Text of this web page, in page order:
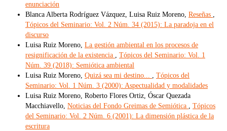
enunciación
Blanca Alberta Rodríguez Vázquez, Luisa Ruiz Moreno, Reseñas ,
Tópicos del Seminario: Vol. 2 Núm. 34 (2015): La paradoja en el
discurso
Luisa Ruiz Moreno, La gestión ambiental en los procesos de
resignificación de la existencia , Tópicos del Seminario: Vol. 1
Núm. 39 (2018): Semiótica ambiental
Luisa Ruiz Moreno, Quizá sea mi destino... , Tópicos del
Seminario: Vol. 1 Núm. 3 (2000): Aspectualidad y modalidades
Luisa Ruiz Moreno, Roberto Flores Ortiz, Óscar Quezada
Macchiavello, Noticias del Fondo Greimas de Semiótica , Tópicos
del Seminario: Vol. 2 Núm. 6 (2001): La dimensión plástica de la
escritura